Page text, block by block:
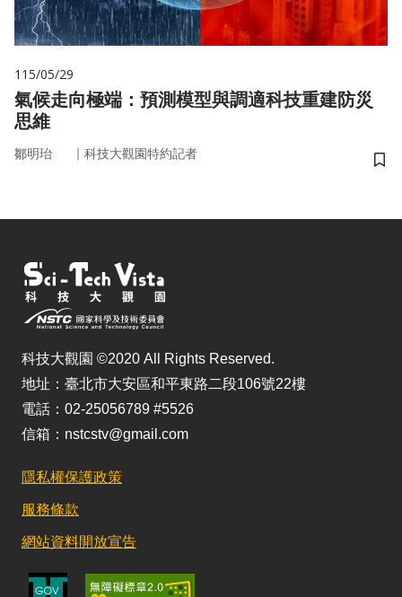
115/05/29
氣候走向極端：預測模型與調適科技重建防災
思維
鄒明珆 ｜ 科技大觀園特約記者
儲
科技大觀園 ©2020 All Rights Reserved.
地址：臺北市大安區和平東路二段106號22樓
電話：02-25056789 #5526
信箱：nstcstv@gmail.com
隱私權保護政策
服務條款
網站資料開放宣告